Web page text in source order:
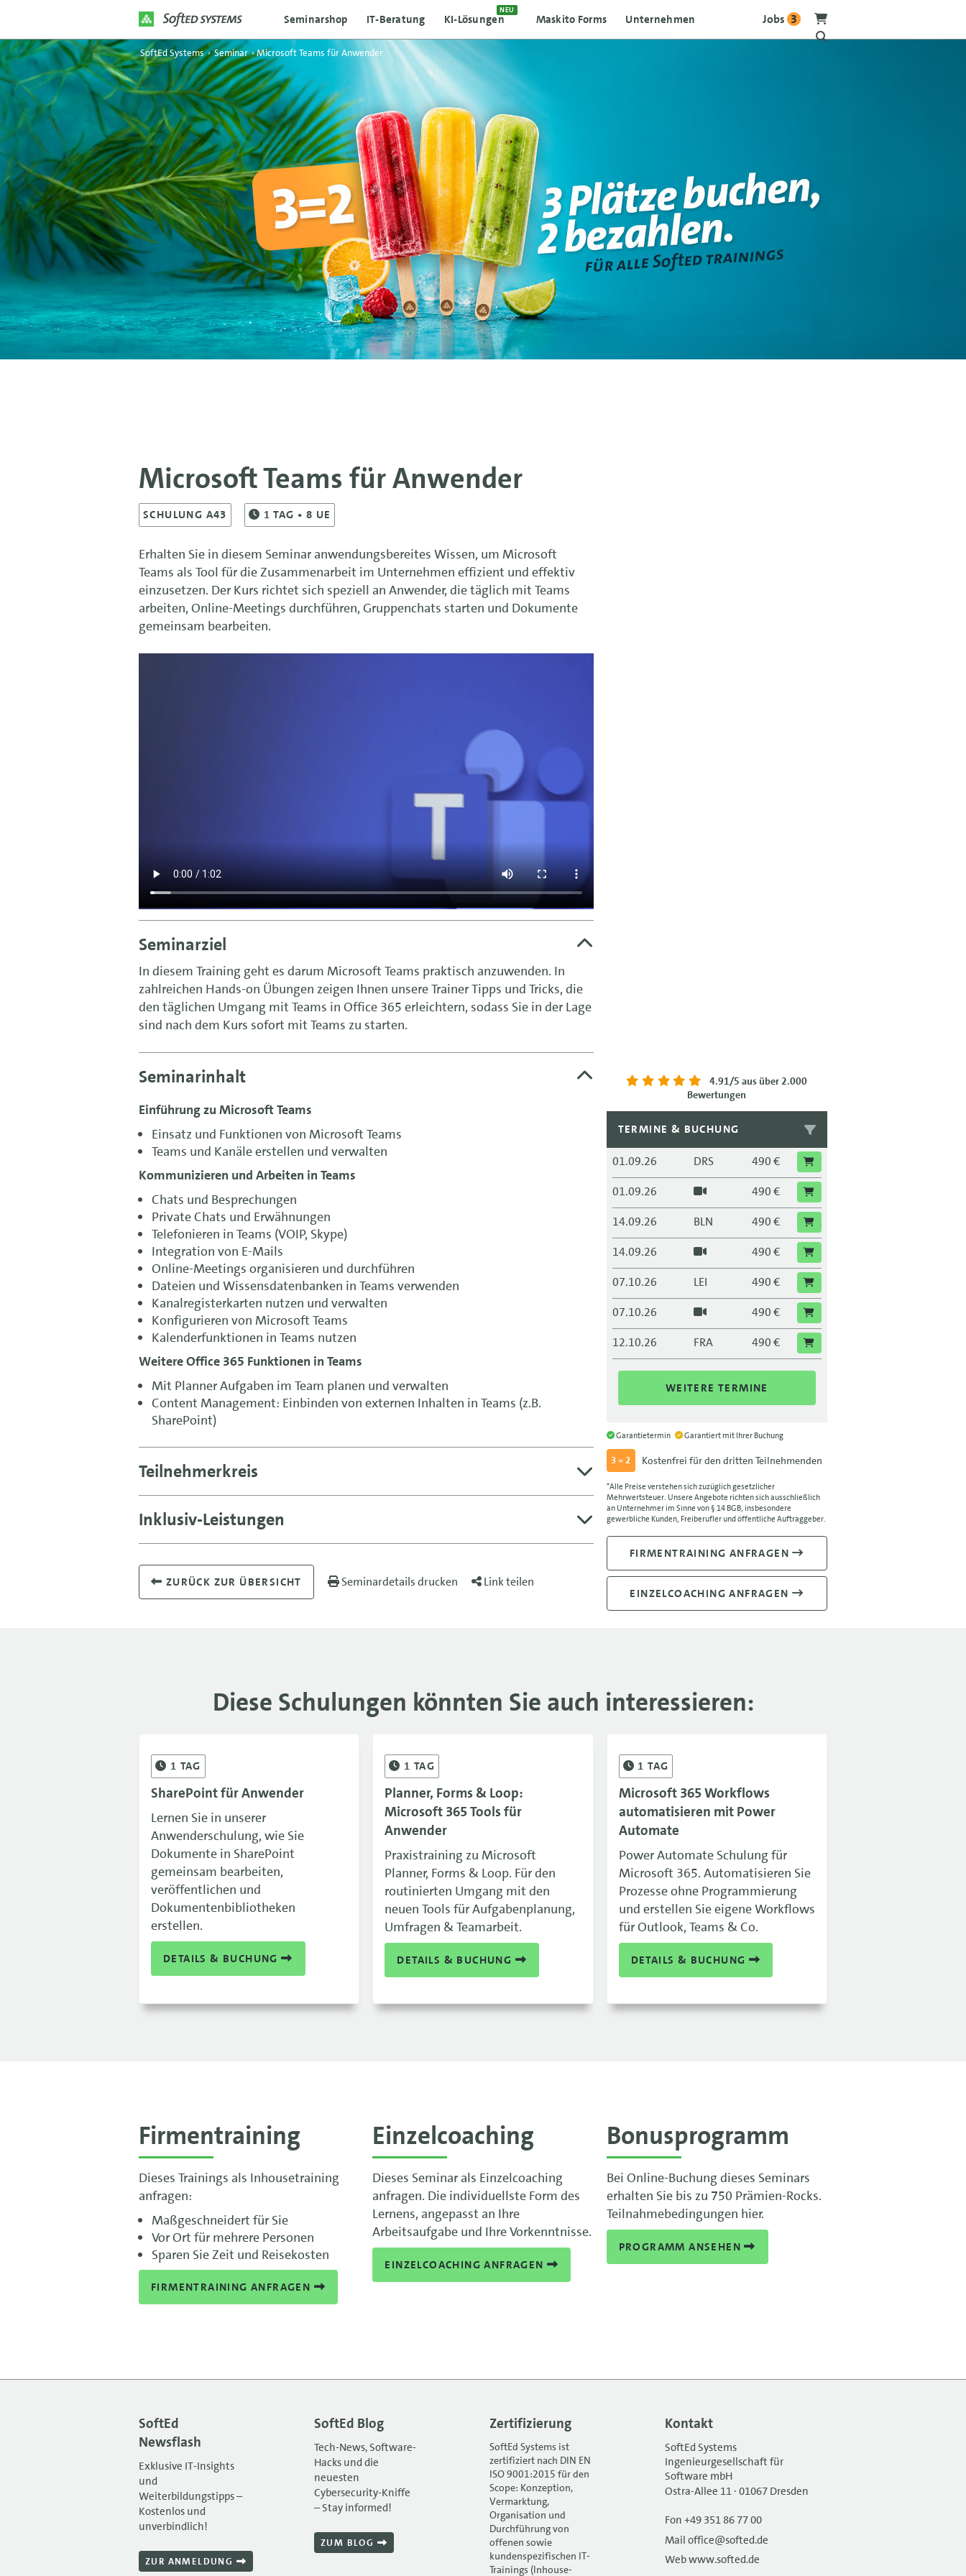
Jobs 3
Seminarshop IT-Beratung KI-Lösungen
NEU
Maskito Forms Unternehmen
SoftEd Systems › Seminar ›Microsoft Teams für Anwender
Microsoft Teams für Anwender
SCHULUNG A43 1TAG • 8 UE
Erhalten Sie in diesem Seminar anwendungsbereites Wissen, um Microsoft
Teams als Tool für die Zusammenarbeit im Unternehmen effizient und effektiv
einzusetzen. Der Kurs richtet sich speziell an Anwender, die täglich mit Teams
arbeiten, Online-Meetings durchführen, Gruppenchats starten und Dokumente
gemeinsam bearbeiten.
Seminarziel
In diesem Training geht es darum Microsoft Teams praktisch anzuwenden. In
zahlreichen Hands-on Übungen zeigen Ihnen unsere Trainer Tipps und Tricks, die
den täglichen Umgang mit Teams in Office 365 erleichtern, sodass Sie in der Lage
sind nach dem Kurs sofort mit Teams zu starten.
Seminarinhalt
Einführung zu Microsoft Teams
Einsatz und Funktionen von Microsoft Teams
Teams und Kanäle erstellen und verwalten
Kommunizieren und Arbeiten in Teams
Chats und Besprechungen
Private Chats und Erwähnungen
Telefonieren in Teams (VOIP, Skype)
Integration von E-Mails
Online-Meetings organisieren und durchführen
Dateien und Wissensdatenbanken in Teams verwenden
Kanalregisterkarten nutzen und verwalten
Konfigurieren von Microsoft Teams
Kalenderfunktionen in Teams nutzen
Weitere Office 365 Funktionen in Teams
Mit Planner Aufgaben im Team planen und verwalten
Content Management: Einbinden von externen Inhalten in Teams (z.B.
SharePoint)
Teilnehmerkreis
Inklusiv-Leistungen
ZURÜCK ZUR ÜBERSICHT Seminardetails drucken Link teilen
4.91/5 aus über 2.000
Bewertungen
TERMINE & BUCHUNG
01.09.26 DRS
490 €
01.09.26
490 €
14.09.26
BLN
490 €
14.09.26
490 €
07.10.26
LEI
490 €
07.10.26
490 €
12.10.26
FRA
490 €
12.10.26
490 €
02.11.26
DRS
490 €
02.11.26
490 €
09.11.26
MUC
490 €
09.11.26
490 €
02.12.26
LEI
490 €
02.12.26
490 €
07.12.26
490 €
WEITERE TERMINE
Garantietermin Garantiert mit Ihrer Buchung
3 = 2 Kostenfrei für den dritten Teilnehmenden
*Alle Preise verstehen sich zuzüglich gesetzlicher
Mehrwertsteuer. Unsere Angebote richten sich ausschließlich
an Unternehmer im Sinne von § 14 BGB, insbesondere
gewerbliche Kunden, Freiberufler und öffentliche Auftraggeber.
FIRMENTRAINING ANFRAGEN
EINZELCOACHING ANFRAGEN
Diese Schulungen könnten Sie auch interessieren:
1 TAG
SharePoint für Anwender
Lernen Sie in unserer
Anwenderschulung, wie Sie
Dokumente in SharePoint
gemeinsam bearbeiten,
veröffentlichen und
Dokumentenbibliotheken
erstellen.
DETAILS & BUCHUNG
1 TAG
Planner, Forms & Loop:
Microsoft 365 Tools für
Anwender
Praxistraining zu Microsoft
Planner, Forms & Loop. Für den
routinierten Umgang mit den
neuen Tools für Aufgabenplanung,
Umfragen & Teamarbeit.
DETAILS & BUCHUNG
1TAG
Microsoft 365 Workflows
automatisieren mit Power
Automate
Power Automate Schulung für
Microsoft 365. Automatisieren Sie
Prozesse ohne Programmierung
und erstellen Sie eigene Workflows
für Outlook, Teams & Co.
DETAILS & BUCHUNG
Firmentraining
Dieses Trainings als Inhousetraining
anfragen:
Maßgeschneidert für Sie
Vor Ort für mehrere Personen
Sparen Sie Zeit und Reisekosten
FIRMENTRAINING ANFRAGEN
Einzelcoaching
Dieses Seminar als Einzelcoaching
anfragen. Die individuellste Form des
Lernens, angepasst an Ihre
Arbeitsaufgabe und Ihre Vorkenntnisse.
EINZELCOACHING ANFRAGEN
Bonusprogramm
Bei Online-Buchung dieses Seminars
erhalten Sie bis zu 750 Prämien-Rocks.
Teilnahmebedingungen hier.
PROGRAMM ANSEHEN
SoftEd
Newsflash
Exklusive IT-Insights
und
Weiterbildungstipps –
Kostenlos und
unverbindlich!
ZUR ANMELDUNG
SoftEd Blog
Tech-News, Software-
Hacks und die
neuesten
Cybersecurity-Kniffe
– Stay informed!
ZUM BLOG
Zertifizierung
SoftEd Systems ist
zertifiziert nach DIN EN
ISO 9001:2015 für den
Scope: Konzeption,
Vermarktung,
Organisation und
Durchführung von
offenen sowie
kundenspezifischen IT-
Trainings (Inhouse-
Kontakt
SoftEd Systems
Ingenieurgesellschaft für
Software mbH
Ostra-Allee 11 · 01067 Dresden
Fon +49 351 86 77 00
Mail office@softed.de
Web www.softed.de